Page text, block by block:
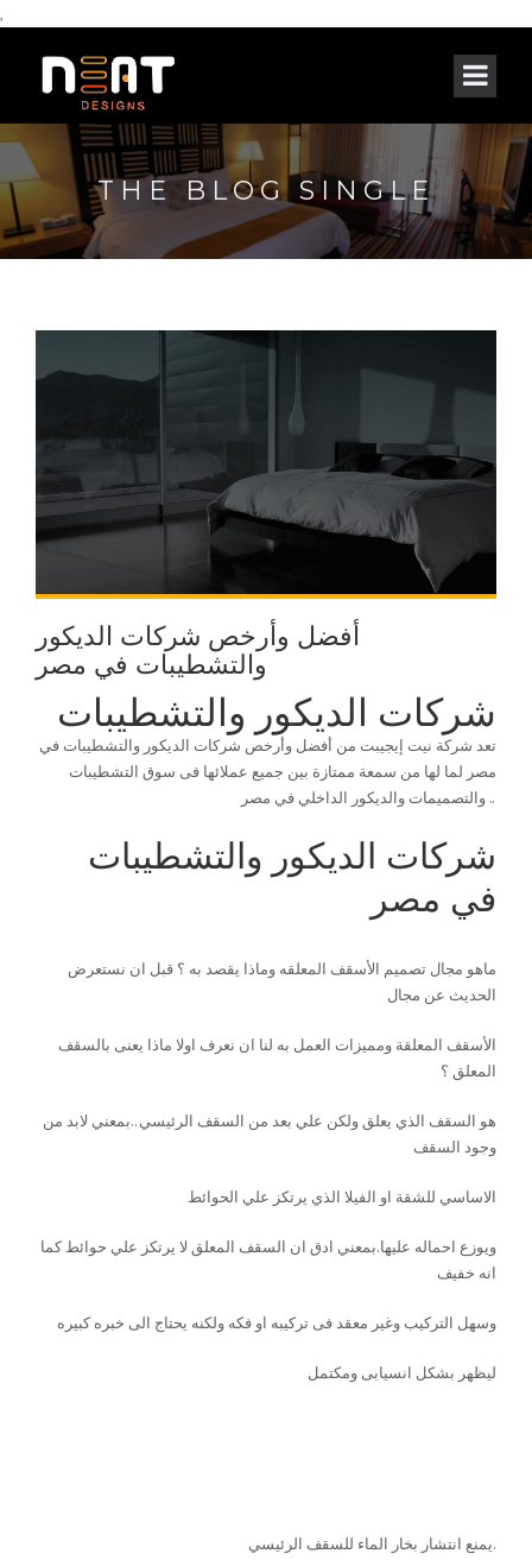
,
THE BLOG SINGLE
أفضل وأرخص شركات الديكور
والتشطيبات في مصر
شركات الديكور والتشطيبات
تعد شركة نيت إيجيبت من أفضل وأرخص شركات الديكور والتشطيبات في
مصر لما لها من سمعة ممتازة بين جميع عملائها فى سوق التشطيبات
والتصميمات والديكور الداخلي في مصر ..
شركات الديكور والتشطيبات
في مصر
ماهو مجال تصميم الأسقف المعلقه وماذا يقصد به ؟ قبل ان نستعرض
الحديث عن مجال
الأسقف المعلقة ومميزات العمل به لنا ان نعرف اولا ماذا يعنى بالسقف
المعلق ؟
هو السقف الذي يعلق ولكن علي بعد من السقف الرئيسي..بمعني لابد من
وجود السقف
الاساسي للشقة او الفيلا الذي يرتكز علي الحوائط
ويوزع احماله عليها.بمعني ادق ان السقف المعلق لا يرتكز علي حوائط كما
انه خفيف
وسهل التركيب وغير معقد فى تركيبه او فكه ولكنه يحتاج الى خبره كبيره
ليظهر بشكل انسيابى ومكتمل
يمنع انتشار بخار الماء للسقف الرئيسي.